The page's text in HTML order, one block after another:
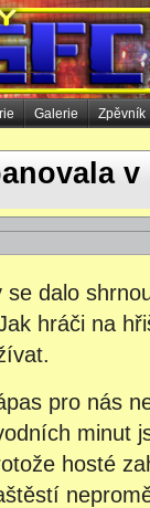
Galerie Zpěvník
v
dalo
hráči na
pro nás
minut
hosté